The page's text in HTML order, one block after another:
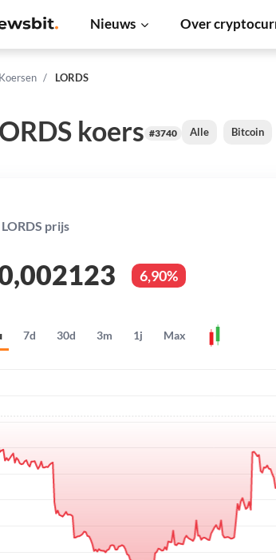
Nieuws Over
Koersen LORDS
koers #3740 Alle Bitcoin
prijs
6,90%
7d 30d 3m 1j Max